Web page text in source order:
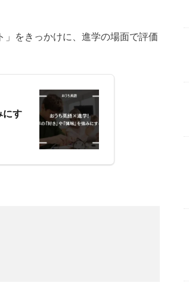
をきっかけに、進学の場面で評価
にす